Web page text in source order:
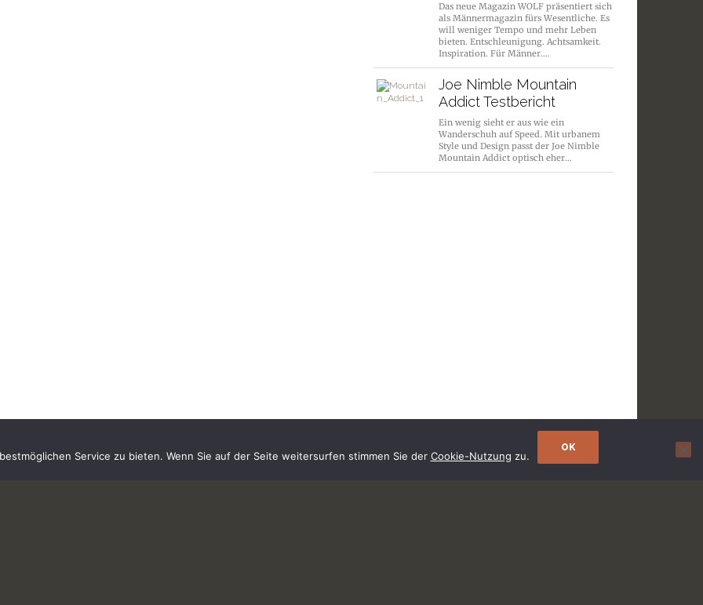
Das neue Magazin WOLF präsentiert sich
als Männermagazin fürs Wesentliche. Es
will weniger Tempo und mehr Leben
bieten. Entschleunigung. Achtsamkeit.
Inspiration. Für Männer.…
Joe Nimble Mountain
Addict Testbericht
Ein wenig sieht er aus wie ein
Wanderschuh auf Speed. Mit urbanem
Style und Design passt der Joe Nimble
Mountain Addict optisch eher…
Service zu bieten. Wenn Sie auf der Seite weitersurfen stimmen Sie der Cookie-Nutzung zu.
OK